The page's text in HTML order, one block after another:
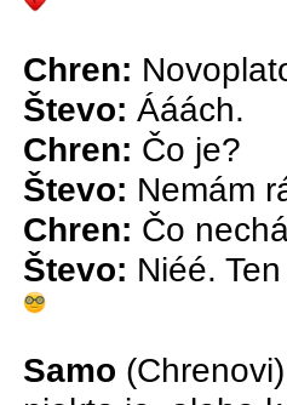
Chren:
Števo: Ááách.
Chren: Čo je?
Števo: Nemám
Chren: Čo
Števo: Niéé.
Samo (Chrenovi)